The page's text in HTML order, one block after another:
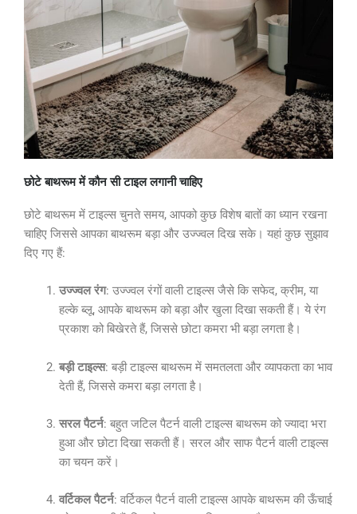
छोटे बाथरूम में कौन सी टाइल लगानी चाहिए
छोटे बाथरूम में टाइल्स चुनते समय, आपको कुछ विशेष बातों का ध्यान रखना
चाहिए जिससे आपका बाथरूम बड़ा और उज्ज्वल दिख सके। यहां कुछ सुझाव
दिए गए हैं:
उज्ज्वल रंग: उज्ज्वल रंगों वाली टाइल्स जैसे कि सफेद, क्रीम, या
हल्के ब्लू, आपके बाथरूम को बड़ा और खुला दिखा सकती हैं। ये रंग
प्रकाश को बिखेरते हैं, जिससे छोटा कमरा भी बड़ा लगता है।
बड़ी टाइल्स: बड़ी टाइल्स बाथरूम में समतलता और व्यापकता का भाव
देती हैं, जिससे कमरा बड़ा लगता है।
सरल पैटर्न: बहुत जटिल पैटर्न वाली टाइल्स बाथरूम को ज्यादा भरा
हुआ और छोटा दिखा सकती हैं। सरल और साफ पैटर्न वाली टाइल्स
का चयन करें।
वर्टिकल पैटर्न: वर्टिकल पैटर्न वाली टाइल्स आपके बाथरूम की ऊँचाई